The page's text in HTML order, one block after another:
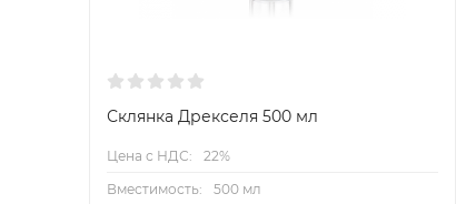
Склянка Дрекселя 500 мл
Цена с НДС:
22%
Вместимость:
500 мл